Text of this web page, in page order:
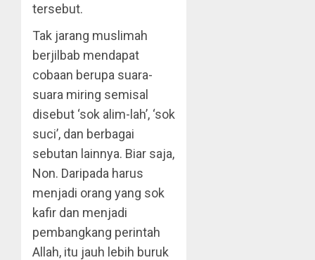
tersebut.
Tak jarang muslimah
berjilbab mendapat
cobaan berupa suara-
suara miring semisal
disebut ‘sok alim-lah’, ‘sok
suci’, dan berbagai
sebutan lainnya. Biar saja,
Non. Daripada harus
menjadi orang yang sok
kafir dan menjadi
pembangkang perintah
Allah, itu jauh lebih buruk